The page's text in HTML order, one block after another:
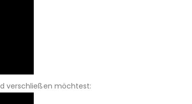
verschließen möchtest: